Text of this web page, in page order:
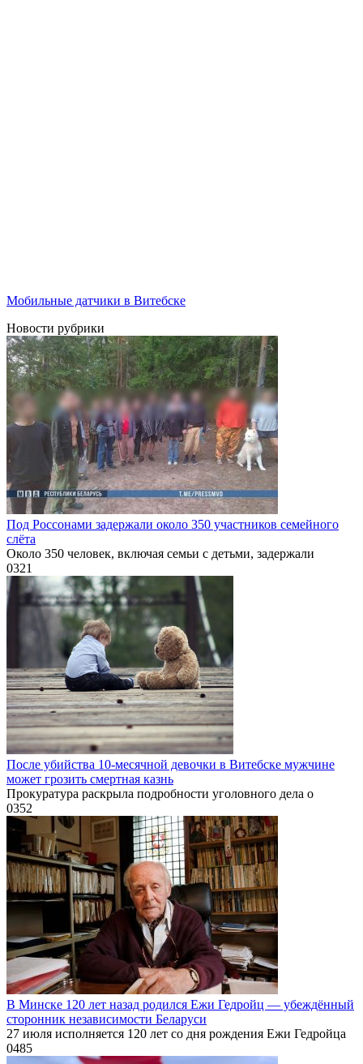
Мобильные датчики в Витебске
Новости рубрики
Под Россонами задержали около 350 участников семейного
слёта
Около 350 человек, включая семьи с детьми, задержали
0321
После убийства 10-месячной девочки в Витебске мужчине
может грозить смертная казнь
Прокуратура раскрыла подробности уголовного дела о
0352
В Минске 120 лет назад родился Ежи Гедройц — убеждённый
сторонник независимости Беларуси
27 июля исполняется 120 лет со дня рождения Ежи Гедройца
0485